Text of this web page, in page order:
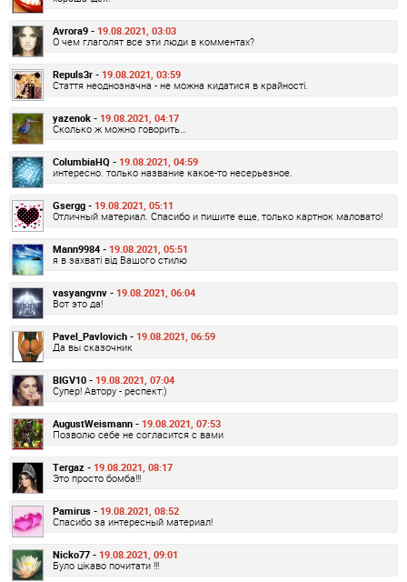
Avrora9 - 19.08.2021, 03:03
О чем глаголят все эти люди в комментах?
Repuls3r - 19.08.2021, 03:59
Стаття неоднозначна - не можна кидатися в крайності.
yazenok - 19.08.2021, 04:17
Сколько ж можно говорить…
ColumbiaHQ - 19.08.2021, 04:59
интересно. только название какое-то несерьезное.
Gsergg - 19.08.2021, 05:11
Отличный материал. Спасибо и пишите еще, только картнок маловато!
Mann9984 - 19.08.2021, 05:51
я в захваті від Вашого стилю
vasyangvnv - 19.08.2021, 06:04
Вот это да!
Pavel_Pavlovich - 19.08.2021, 06:59
Да вы сказочник
BIGV10 - 19.08.2021, 07:04
Супер! Автору - респект:)
AugustWeismann - 19.08.2021, 07:53
Позволю себе не согласится с вами
Tergaz - 19.08.2021, 08:17
Это просто бомба!!!
Pamirus - 19.08.2021, 08:52
Спасибо за интересный материал!
Nicko77 - 19.08.2021, 09:01
Було цікаво почитати !!!